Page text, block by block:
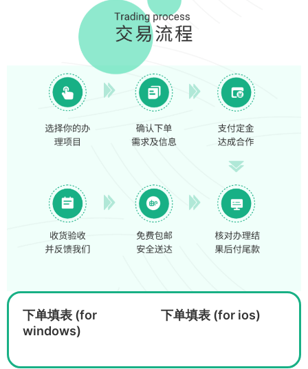
下单填表 (for
windows)
下单填表 (for ios)